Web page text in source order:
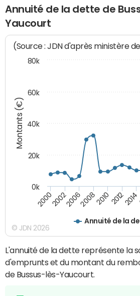
Annuité de la dette de
Yaucourt
Montants (€)
(Source : JDN d'après ministère
Annuité de la
20002002200620082010 20122014
0k
20k
40k
60k
80k
© JDN 2026
L'annuité de la dette représente la
d'emprunts et du montant du
de Bussus-lès-Yaucourt.